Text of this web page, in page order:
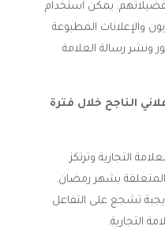
يمكن استخدام
والإعلانات المطبوعة
ونشر رسالة العلامة
الناجح خلال فترة
التجارية وترتكز
المتعلقة بشهر رمضان.
تشجع على التفاعل
التجارية.